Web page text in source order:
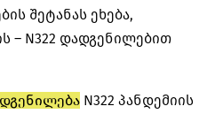
შეტანას ეხება,
– N322 დადგენილებით
N322 პანდემიის